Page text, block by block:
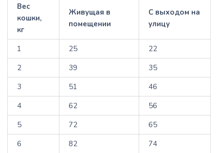
Вес
кошки,
кг
Живущая в
помещении
С выходом на
улицу
1 25
22
2
39
35
3
51
46
4
62
56
5
72
65
6
82
74